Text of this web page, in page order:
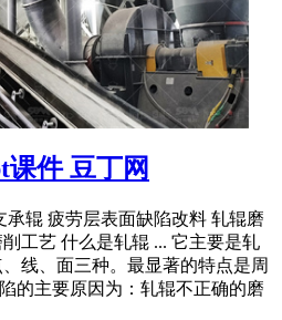
件 豆丁网
承辊 疲劳层表面缺陷改料 轧辊磨
工艺 什么是轧辊 ... 它主要是轧
线、面三种。最显著的特点是周
的主要原因为：轧辊不正确的磨